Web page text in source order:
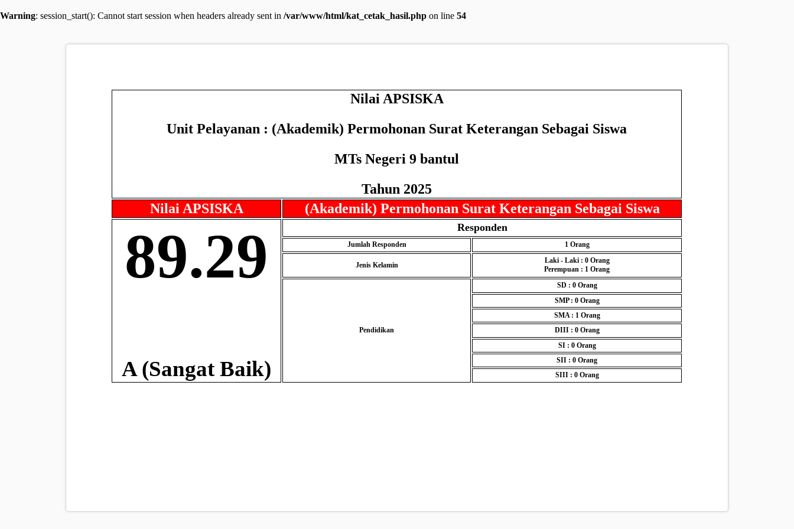
Warning: session_start(): Cannot start session when headers already sent in /var/www/html/kat_cetak_hasil.php on line 54
Nilai APSISKA
Unit Pelayanan : (Akademik) Permohonan Surat Keterangan Sebagai Siswa
MTs Negeri 9 bantul
Tahun 2025
Nilai APSISKA
(Akademik) Permohonan Surat Keterangan Sebagai Siswa
89.29
A (Sangat Baik)
Responden
Jumlah Responden 1 Orang
Jenis Kelamin
Laki - Laki : 0 Orang
Perempuan : 1Orang
Pendidikan
SD : 0 Orang
SMP : 0 Orang
SMA : 1 Orang
DIII : 0 Orang
SI : 0 Orang
SII : 0Orang
SIII : 0 Orang